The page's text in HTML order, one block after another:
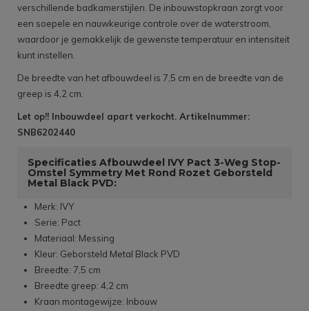
verschillende badkamerstijlen. De inbouwstopkraan zorgt voor
een soepele en nauwkeurige controle over de waterstroom,
waardoor je gemakkelijk de gewenste temperatuur en intensiteit
kunt instellen.
De breedte van het afbouwdeel is 7,5 cm en de breedte van de
greep is 4,2 cm.
Let op!! Inbouwdeel apart verkocht. Artikelnummer:
SNB6202440
Specificaties Afbouwdeel IVY Pact 3-Weg Stop-
Omstel Symmetry Met Rond Rozet Geborsteld
Metal Black PVD:
Merk: IVY
Serie: Pact
Materiaal: Messing
Kleur: Geborsteld Metal Black PVD
Breedte: 7,5 cm
Breedte greep: 4,2 cm
Kraan montagewijze: Inbouw